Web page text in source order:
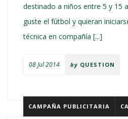
destinado a niños entre 5 y 15
guste el fútbol y quieran
técnica en compañía [...]
08 Jul 2014 by QUESTION
CAMPAÑA PUBLICITARIA